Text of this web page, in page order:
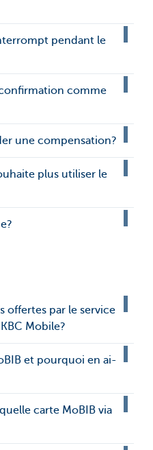
pendant le
comme
une compensation?
plus utiliser le
offertes par le service
Mobile?
et pourquoi en ai-
carte MoBIB via